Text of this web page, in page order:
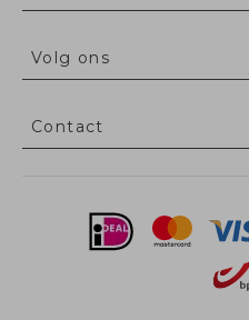
Volg ons
Contact